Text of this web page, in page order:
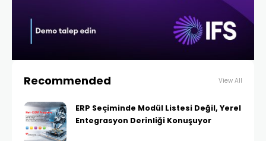
Recommended View All
ERP Seçiminde Modül Listesi Değil, Yerel
Entegrasyon Derinliği Konuşuyor